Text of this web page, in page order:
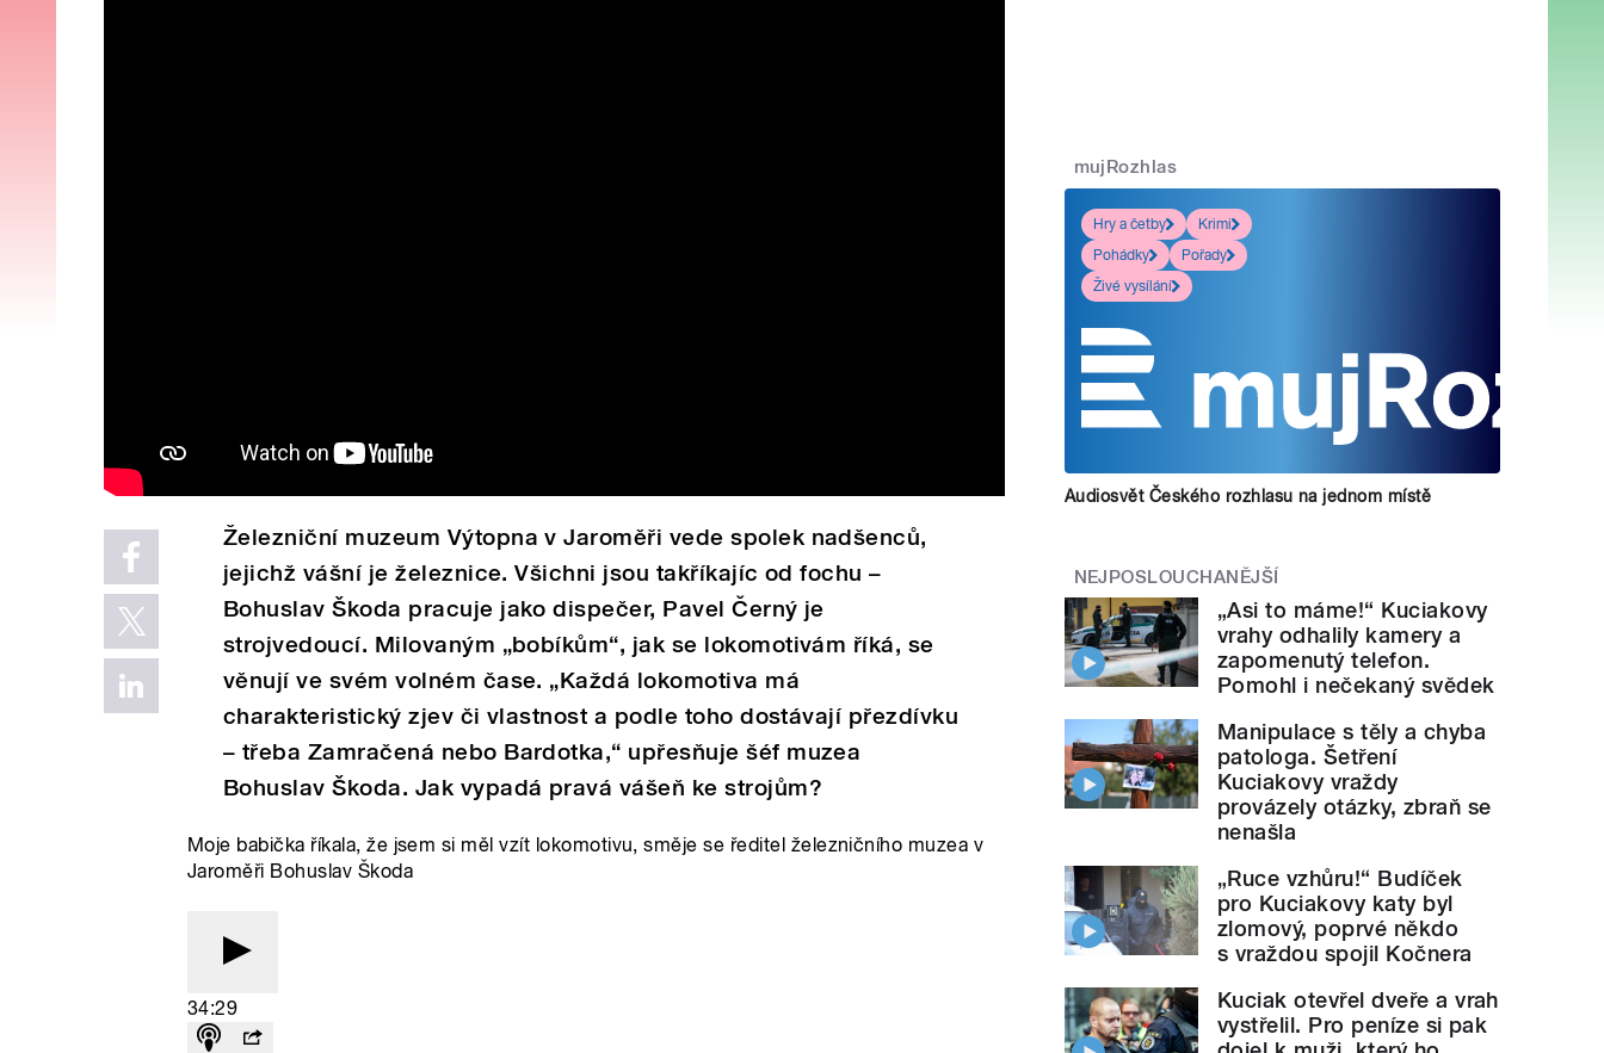
Železniční muzeum Výtopna v Jaroměři vede spolek nadšenců,
jejichž vášní je železnice. Všichni jsou takříkajíc od fochu –
Bohuslav Škoda pracuje jako dispečer, Pavel Černý je
strojvedoucí. Milovaným „bobíkům“, jak se lokomotivám říká, se
věnují ve svém volném čase. „Každá lokomotiva má
charakteristický zjev či vlastnost a podle toho dostávají přezdívku
– třeba Zamračená nebo Bardotka,“ upřesňuje šéf muzea
Bohuslav Škoda. Jak vypadá pravá vášeň ke strojům?
Moje babička říkala, že jsem si měl vzít lokomotivu, směje se ředitel železničního muzea v
Jaroměři Bohuslav Škoda
34:29
mujRozhlas
Hry a četby
Krimi
Pohádky
Pořady
Živé vysílání
Audiosvět Českého rozhlasu na jednom místě
NEJPOSLOUCHANĚJŠÍ
„Asi to máme!“ Kuciakovy
vrahy odhalily kamery a
zapomenutý telefon.
Pomohl i nečekaný svědek
Manipulace s těly a chyba
patologa. Šetření
Kuciakovy vraždy
provázely otázky, zbraň se
nenašla
„Ruce vzhůru!“ Budíček
pro Kuciakovy katy byl
zlomový, poprvé někdo
s vraždou spojil Kočnera
Kuciak otevřel dveře a vrah
vystřelil. Pro peníze si pak